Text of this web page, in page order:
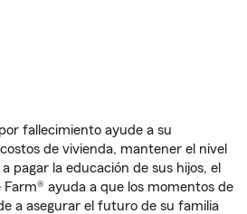
fallecimiento ayude a su
de vivienda, mantener el nivel
pagar la educación de sus hijos, el
ayuda a que los momentos de
a asegurar el futuro de su familia